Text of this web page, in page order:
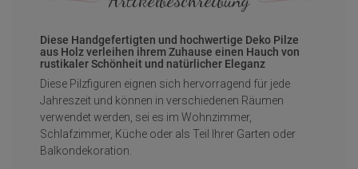
Diese Handgefertigten und hochwertige Deko Pilze
aus Holz verleihen ihrem Zuhause einen Hauch von
rustikaler Schönheit und natürlicher Eleganz
Diese Pilzfiguren eignen sich hervorragend für jede
Jahreszeit und können in verschiedenen Räumen
verwendet werden, sei es im Wohnzimmer,
Schlafzimmer, Küche oder als Teil Ihrer Garten oder
Balkondekoration.